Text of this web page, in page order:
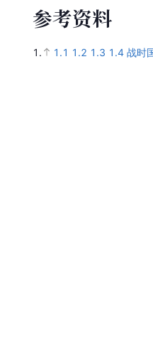
参考资料
1. 1.1 1.2 1.3 1.4 战时